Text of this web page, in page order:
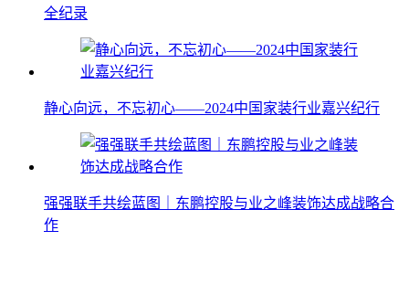
全纪录
静心向远，不忘初心——2024中国家装行业嘉兴纪行
强强联手共绘蓝图｜东鹏控股与业之峰装饰达成战略合
作